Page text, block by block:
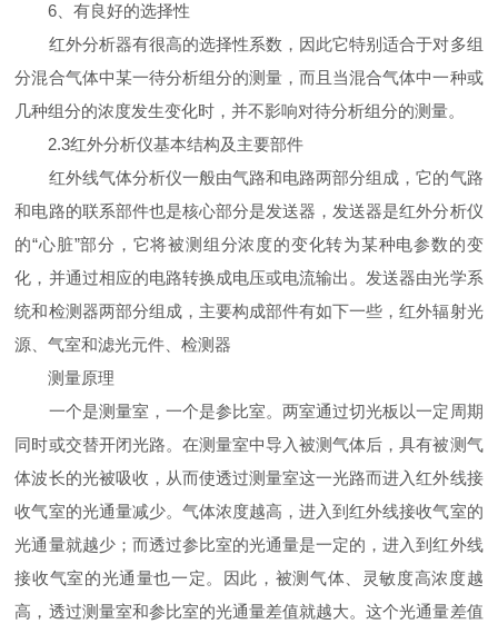
6、有良好的选择性
红外分析器有很高的选择性系数，因此它特别适合于对多组
分混合气体中某一待分析组分的测量，而且当混合气体中一种或
几种组分的浓度发生变化时，并不影响对待分析组分的测量。
2.3红外分析仪基本结构及主要部件
红外线气体分析仪一般由气路和电路两部分组成，它的气路
和电路的联系部件也是核心部分是发送器，发送器是红外分析仪
的“心脏”部分，它将被测组分浓度的变化转为某种电参数的变
化，并通过相应的电路转换成电压或电流输出。发送器由光学系
统和检测器两部分组成，主要构成部件有如下一些，红外辐射光
源、气室和滤光元件、检测器
测量原理
一个是测量室，一个是参比室。两室通过切光板以一定周期
同时或交替开闭光路。在测量室中导入被测气体后，具有被测气
体波长的光被吸收，从而使透过测量室这一光路而进入红外线接
收气室的光通量减少。气体浓度越高，进入到红外线接收气室的
光通量就越少；而透过参比室的光通量是一定的，进入到红外线
接收气室的光通量也一定。因此，被测气体、灵敏度高浓度越
高，透过测量室和参比室的光通量差值就越大。这个光通量差值